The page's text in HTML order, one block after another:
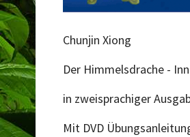
Chunjin Xiong
Der Himmelsdrache -
in zweisprachiger
Mit DVD